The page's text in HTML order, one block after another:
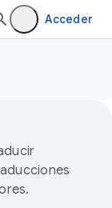
Acceder